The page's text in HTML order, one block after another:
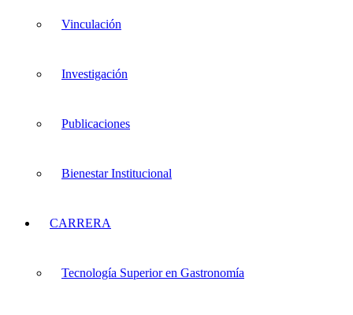
Vinculación
Investigación
Publicaciones
Bienestar Institucional
CARRERA
Tecnología Superior en Gastronomía